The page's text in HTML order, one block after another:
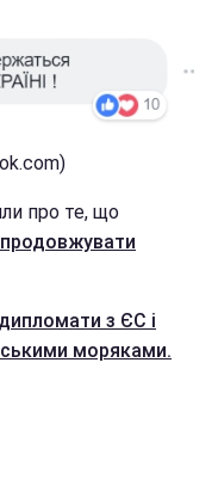
про те, що
дипломати з ЄС і
моряками.